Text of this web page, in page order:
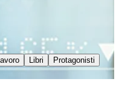
Libri
Protagonisti